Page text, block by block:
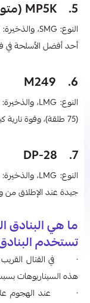
5. MP5K (متوفر فقط في خريطة فيكندي)
أحد أفضل الأسلحة في
6. M249
(75 طلقة)، وقوة نارية كبيرة، ومثالي للقنص الثابت أو الدفاع عن موقع.
7. DP-28
جيدة عند الإطلاق من
ما هي البنادق
تستخدم
· في القتال القريب
هذه السيناريوهات